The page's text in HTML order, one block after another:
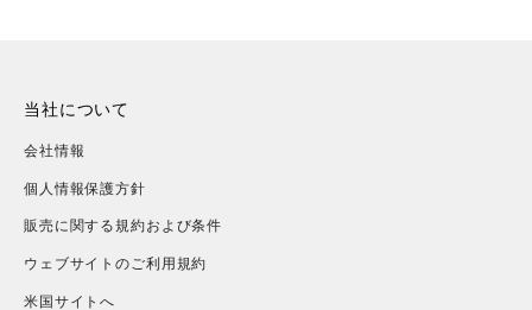
当社について
会社情報
個人情報保護方針
販売に関する規約および条件
ウェブサイトのご利用規約
米国サイトへ